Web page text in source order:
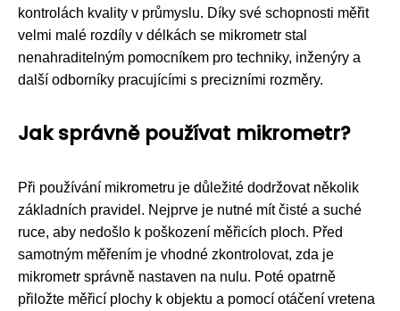
kontrolách kvality v průmyslu. Díky své schopnosti měřit
velmi malé rozdíly v délkách se mikrometr stal
nenahraditelným pomocníkem pro techniky, inženýry a
další odborníky pracujícími s precizními rozměry.
Jak správně používat mikrometr?
Při používání mikrometru je důležité dodržovat několik
základních pravidel. Nejprve je nutné mít čisté a suché
ruce, aby nedošlo k poškození měřicích ploch. Před
samotným měřením je vhodné zkontrolovat, zda je
mikrometr správně nastaven na nulu. Poté opatrně
přiložte měřicí plochy k objektu a pomocí otáčení vretena